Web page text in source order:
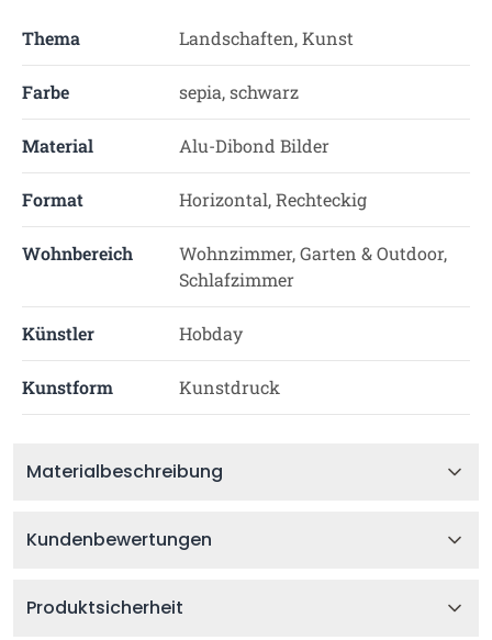
Thema Landschaften, Kunst
Farbe sepia, schwarz
Material Alu-Dibond Bilder
Format Horizontal, Rechteckig
Wohnbereich
Wohnzimmer, Garten & Outdoor,
Schlafzimmer
Künstler Hobday
Kunstform Kunstdruck
Materialbeschreibung
Kundenbewertungen
Produktsicherheit